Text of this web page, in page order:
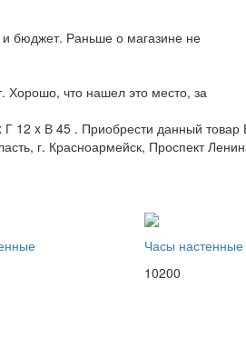
бюджет. Раньше о магазине не
что нашел это место, за
x В 45 . Приобрести данный
г. Красноармейск, Проспект
Часы настенные
10200